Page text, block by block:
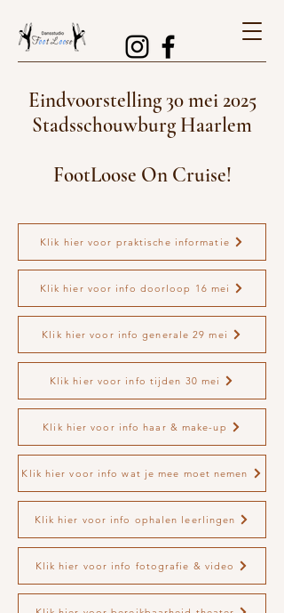
Eindvoorstelling 30 mei 2025
Stadsschouwburg Haarlem
FootLoose On Cruise!
Klik hier voor praktische informatie
Klik hier voor info doorloop 16 mei
Klik hier voor info generale 29 mei
Klik hier voor info tijden 30 mei
Klik hier voor info haar & make-up
Klik hier voor info wat je mee moet nemen
Klik hier voor info ophalen leerlingen
Klik hier voor info fotografie & video